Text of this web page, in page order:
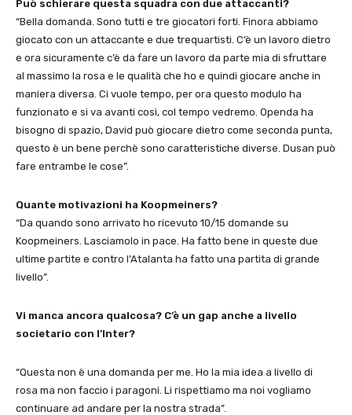
Può schierare questa squadra con due attaccanti?
“Bella domanda. Sono tutti e tre giocatori forti. Finora abbiamo
giocato con un attaccante e due trequartisti. C’è un lavoro dietro
e ora sicuramente c’è da fare un lavoro da parte mia di sfruttare
al massimo la rosa e le qualità che ho e quindi giocare anche in
maniera diversa. Ci vuole tempo, per ora questo modulo ha
funzionato e si va avanti così, col tempo vedremo. Openda ha
bisogno di spazio, David può giocare dietro come seconda punta,
questo è un bene perchè sono caratteristiche diverse. Dusan può
fare entrambe le cose”.
Quante motivazioni ha Koopmeiners?
“Da quando sono arrivato ho ricevuto 10/15 domande su
Koopmeiners. Lasciamolo in pace. Ha fatto bene in queste due
ultime partite e contro l’Atalanta ha fatto una partita di grande
livello”.
Vi manca ancora qualcosa? C’è un gap anche a livello
societario con l’Inter?
“Questa non è una domanda per me. Ho la mia idea a livello di
rosa ma non faccio i paragoni. Li rispettiamo ma noi vogliamo
continuare ad andare per la nostra strada”.